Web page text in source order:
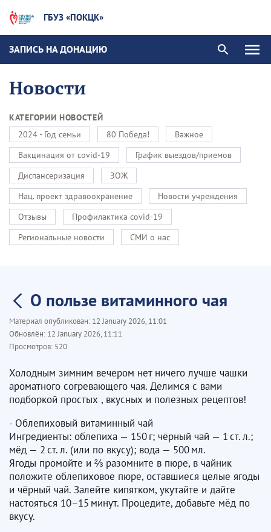
ГБУЗ «ПОКЦК»
ЗАПИСЬ НА ДОНАЦИЮ
Новости
КАТЕГОРИИ НОВОСТЕЙ
2024 - Год семьи
80 Победа!
Важное
Вакцинация от covid-19
График выездов/приемов
Диспансеризация
ЗОЖ
Нац. проект здравоохранение
Новости учреждения
Отзывы
Профилактика covid-19
Региональные новости
СМИ о нас
О пользе витаминного чая
Материал опубликован: 12 January 2026, 11:01
Обновлён: 12 January 2026, 11:11
Просмотров: 520
Холодным зимним вечером нет ничего лучше чашки
ароматного согревающего чая. Делимся с вами
подборкой простых , вкусных и полезных рецептов!
- Облепиховый витаминный чай
Ингредиенты: облепиха — 150 г; чёрный чай — 1 ст. л.;
мёд — 2 ст. л. (или по вкусу); вода — 500 мл.
Ягоды промойте и ⅔ разомните в пюре, в чайник
положите облепиховое пюре, оставшиеся целые ягоды
и чёрный чай. Залейте кипятком, укутайте и дайте
настояться 10–15 минут. Процедите, добавьте мёд по
вкусу.